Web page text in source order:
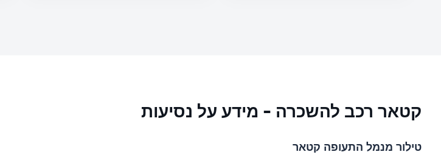
קטאר רכב להשכרה - מידע על נסיעות
טילור מנמל התעופה קטאר